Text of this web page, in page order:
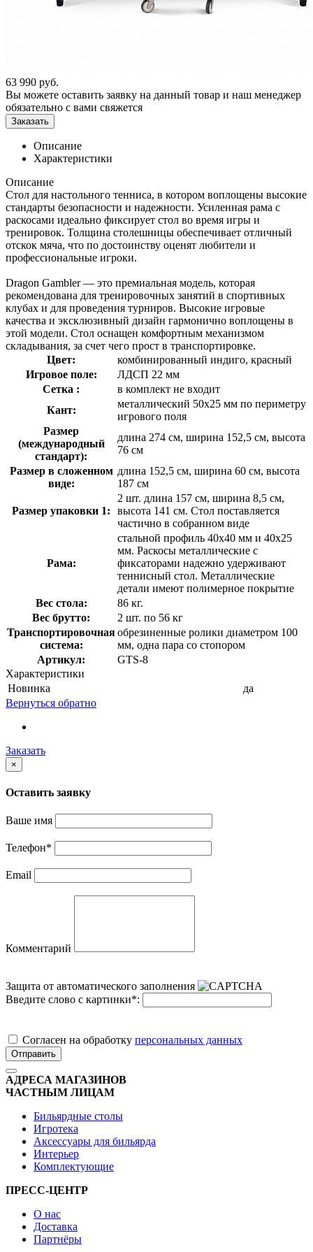
63 990 руб.
Вы можете оставить заявку на данный товар и наш менеджер
обязательно с вами свяжется
Заказать
Описание
Характеристики
Описание
Стол для настольного тенниса, в котором воплощены высокие
стандарты безопасности и надежности. Усиленная рама с
раскосами идеально фиксирует стол во время игры и
тренировок. Толщина столешницы обеспечивает отличный
отскок мяча, что по достоинству оценят любители и
профессиональные игроки.
Dragon Gambler — это премиальная модель, которая
рекомендована для тренировочных занятий в спортивных
клубах и для проведения турниров. Высокие игровые
качества и эксклюзивный дизайн гармонично воплощены в
этой модели. Стол оснащен комфортным механизмом
складывания, за счет чего прост в транспортировке.
Цвет:
комбинированный индиго, красный
Игровое поле:
ЛДСП 22 мм
Сетка :
в комплект не входит
Кант:
металлический 50х25 мм по периметру
игрового поля
Размер
(международный
стандарт):
длина 274 см, ширина 152,5 см, высота
76 см
Размер в сложенном
виде:
длина 152,5 см, ширина 60 см, высота
187 см
Размер упаковки 1:
2 шт. длина 157 см, ширина 8,5 см,
высота 141 см. Стол поставляется
частично в собранном виде
Рама:
стальной профиль 40х40 мм и 40х25
мм. Раскосы металлические с
фиксаторами надежно удерживают
теннисный стол. Металлические
детали имеют полимерное покрытие
Вес стола:
86 кг.
Вес брутто:
2 шт. по 56 кг
Транспортировочная
система:
обрезиненные ролики диаметром 100
мм, одна пара со стопором
Артикул:
GTS-8
Характеристики
Новинка
да
Вернуться обратно
Заказать
×
Оставить заявку
Ваше имя
Телефон*
Email
Комментарий
Защита от автоматического заполнения
Введите слово с картинки*:
Cогласен на обработку персональных данных
Отправить
АДРЕСА МАГАЗИНОВ
ЧАСТНЫМ ЛИЦАМ
Бильярдные столы
Игротека
Аксессуары для бильярда
Интерьер
Комплектующие
ПРЕСС-ЦЕНТР
О нас
Доставка
Партнёры